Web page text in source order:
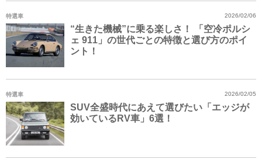
特選車
“生きた機械”に乗る楽しさ！ 「空冷ポルシ
ェ 911」の世代ごとの特徴と選び方のポイ
ント！
2026/02/06
特選車
SUV全盛時代にあえて選びたい「エッジが
効いているRV車」6選！
2026/02/05